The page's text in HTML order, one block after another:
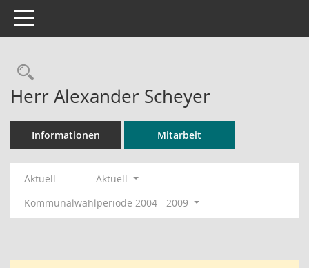
Toggle navigation
Rechercheauswahl
Herr Alexander Scheyer
Informationen Mitarbeit
Aktuell
Aktuell
Kommunalwahlperiode 2004 - 2009